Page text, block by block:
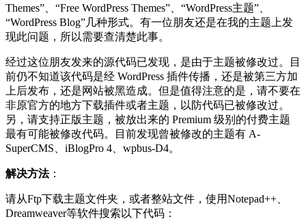
Themes”、“Free WordPress Themes”、“WordPress主题”、
“WordPress Blog”几种形式。有一位朋友还是在我的主题上发
现此问题，所以需要查清楚此事。
经过这位朋友发来的源代码已发现，是由于主题被修改过。目
前仍不知道该代码是经 WordPress 插件传播，还是被第三方加
上后发布，还是网站被黑造成。但是值得注意的是，请不要在
非原官方的地方下载插件或者主题，以防代码已被修改过。
另，请支持正版主题，被放出来的 Premium 级别的付费主题
最有可能被修改代码。目前发现曾被修改的主题有 A-
SuperCMS、iBlogPro 4、wpbus-D4。
解决方法：
请从Ftp下载主题文件夹，或者整站文件，使用Notepad++、
Dreamweaver等软件搜索以下代码：